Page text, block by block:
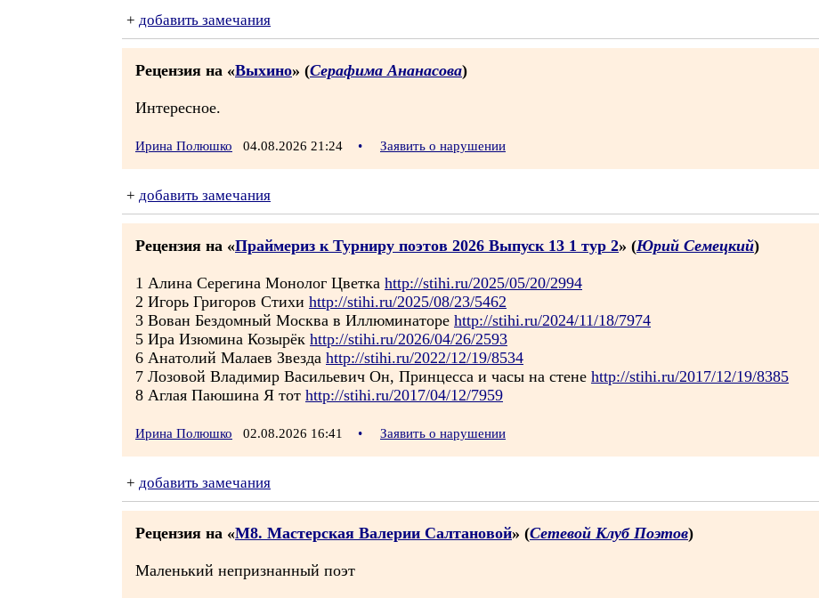
+ добавить замечания
Рецензия на «Выхино» (Серафима Ананасова)
Интересное.
Ирина Полюшко 04.08.2026 21:24 • Заявить о нарушении
+ добавить замечания
Рецензия на «Праймериз к Турниру поэтов 2026 Выпуск 13 1 тур 2» (Юрий Семецкий)
1 Алина Серегина Монолог Цветка http://stihi.ru/2025/05/20/2994
2 Игорь Григоров Стихи http://stihi.ru/2025/08/23/5462
3 Вован Бездомный Москва в Иллюминаторе http://stihi.ru/2024/11/18/7974
5 Ира Изюмина Козырёк http://stihi.ru/2026/04/26/2593
6 Анатолий Малаев Звезда http://stihi.ru/2022/12/19/8534
7 Лозовой Владимир Васильевич Он, Принцесса и часы на стене http://stihi.ru/2017/12/19/8385
8 Аглая Паюшина Я тот http://stihi.ru/2017/04/12/7959
Ирина Полюшко 02.08.2026 16:41 • Заявить о нарушении
+ добавить замечания
Рецензия на «М8. Мастерская Валерии Салтановой» (Сетевой Клуб Поэтов)
Маленький непризнанный поэт